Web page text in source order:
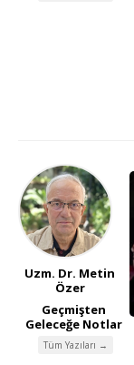
Uzm. Dr. Metin
Özer
Geçmişten
Geleceğe Notlar
Tüm Yazıları →